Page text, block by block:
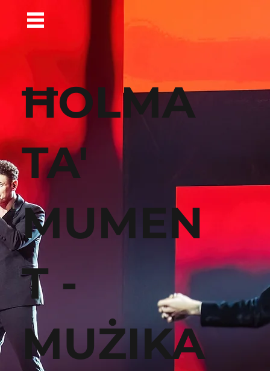
ĦOLMA
TA'
MUMEN
T -
MUŻIKA